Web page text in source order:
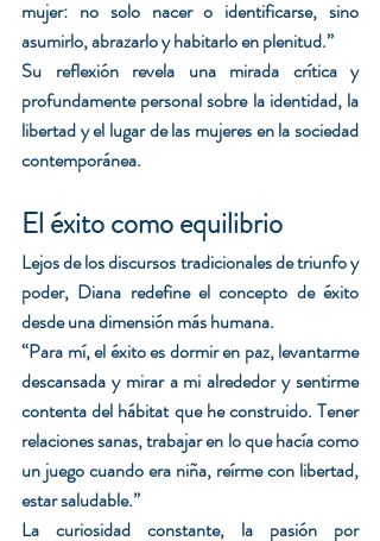
mujer: no solo nacer o identificarse, sino
asumirlo, abrazarlo y habitarlo en plenitud.”
Su reflexión revela una mirada crítica y
profundamente personal sobre la identidad, la
libertad y el lugar de las mujeres en la sociedad
contemporánea.
El éxito como equilibrio
Lejos de los discursos tradicionales de triunfo y
poder, Diana redefine el concepto de éxito
desde una dimensión más humana.
“Para mí, el éxito es dormir en paz, levantarme
descansada y mirar a mi alrededor y sentirme
contenta del hábitat que he construido. Tener
relaciones sanas, trabajar en lo que hacía como
un juego cuando era niña, reírme con libertad,
estar saludable.”
La curiosidad constante, la pasión por